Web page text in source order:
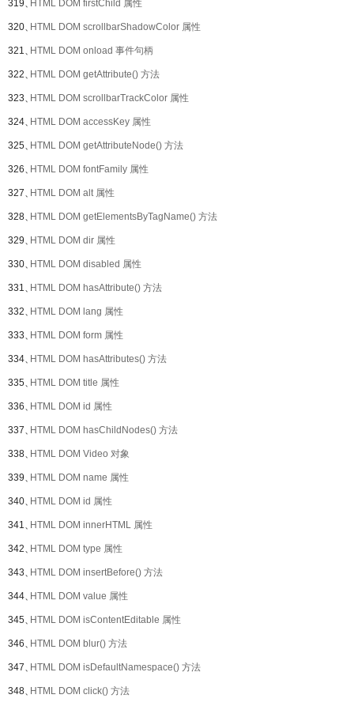
319、HTML DOM firstChild 属性
320、HTML DOM scrollbarShadowColor 属性
321、HTML DOM onload 事件句柄
322、HTML DOM getAttribute() 方法
323、HTML DOM scrollbarTrackColor 属性
324、HTML DOM accessKey 属性
325、HTML DOM getAttributeNode() 方法
326、HTML DOM fontFamily 属性
327、HTML DOM alt 属性
328、HTML DOM getElementsByTagName() 方法
329、HTML DOM dir 属性
330、HTML DOM disabled 属性
331、HTML DOM hasAttribute() 方法
332、HTML DOM lang 属性
333、HTML DOM form 属性
334、HTML DOM hasAttributes() 方法
335、HTML DOM title 属性
336、HTML DOM id 属性
337、HTML DOM hasChildNodes() 方法
338、HTML DOM Video 对象
339、HTML DOM name 属性
340、HTML DOM id 属性
341、HTML DOM innerHTML 属性
342、HTML DOM type 属性
343、HTML DOM insertBefore() 方法
344、HTML DOM value 属性
345、HTML DOM isContentEditable 属性
346、HTML DOM blur() 方法
347、HTML DOM isDefaultNamespace() 方法
348、HTML DOM click() 方法